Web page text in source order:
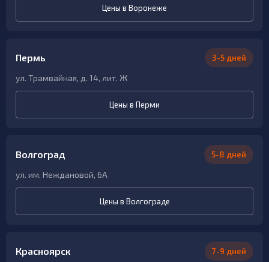
Цены в Воронеже
Пермь 3-5 дней
ул. Трамвайная, д. 14, лит. Ж
Цены в Перми
Волгоград 5-8 дней
ул. им. Неждановой, 6А
Цены в Волгограде
Красноярск 7-9 дней